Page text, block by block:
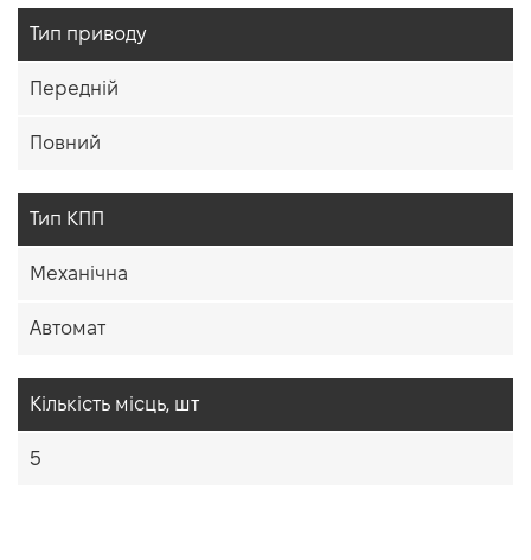
Тип приводу
Передній
Повний
Тип КПП
Механічна
Автомат
Кiлькiсть мiсць, шт
5